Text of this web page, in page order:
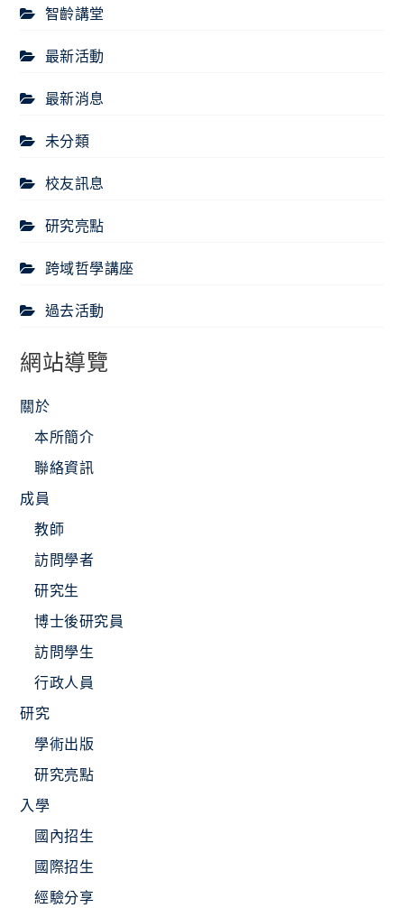
智齡講堂
最新活動
最新消息
未分類
校友訊息
研究亮點
跨域哲學講座
過去活動
網站導覽
關於
本所簡介
聯絡資訊
成員
教師
訪問學者
研究生
博士後研究員
訪問學生
行政人員
研究
學術出版
研究亮點
入學
國內招生
國際招生
經驗分享